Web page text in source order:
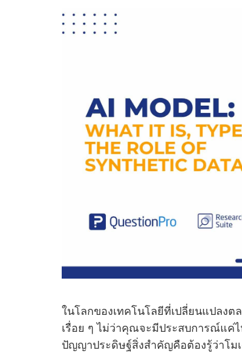
ในโลกของเทคโนโลยีที่เปลี่ยนแปลงต
เรื่อย ๆ ไม่ว่าคุณจะมีประสบการณ์แค่
ปัญญาประดิษฐ์สิ่งสําคัญคือต้องรู้ว่าโม